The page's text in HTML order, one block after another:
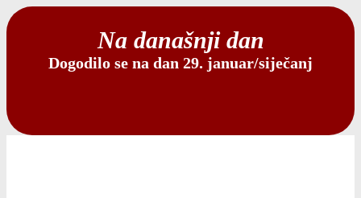
Na današnji dan
Dogodilo se na dan 29. januar/siječanj